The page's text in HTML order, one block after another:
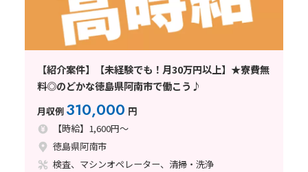
【紹介案件】【未経験でも！月30万円以上】★寮費無
料◎のどかな徳島県阿南市で働こう♪
月収例 310,000 円
【時給】1,600円～
徳島県阿南市
検査、マシンオペレーター、清掃・洗浄